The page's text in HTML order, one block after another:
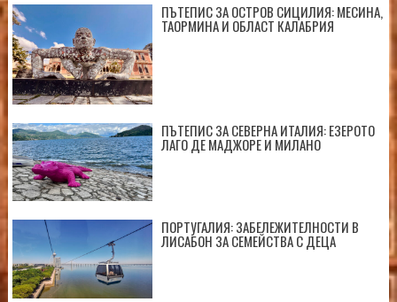
ПЪТЕПИС ЗА ОСТРОВ СИЦИЛИЯ: МЕСИНА,
ТАОРМИНА И ОБЛАСТ КАЛАБРИЯ
ПЪТЕПИС ЗА СЕВЕРНА ИТАЛИЯ: ЕЗЕРОТО
ЛАГО ДЕ МАДЖОРЕ И МИЛАНО
ПОРТУГАЛИЯ: ЗАБЕЛЕЖИТЕЛНОСТИ В
ЛИСАБОН ЗА СЕМЕЙСТВА С ДЕЦА